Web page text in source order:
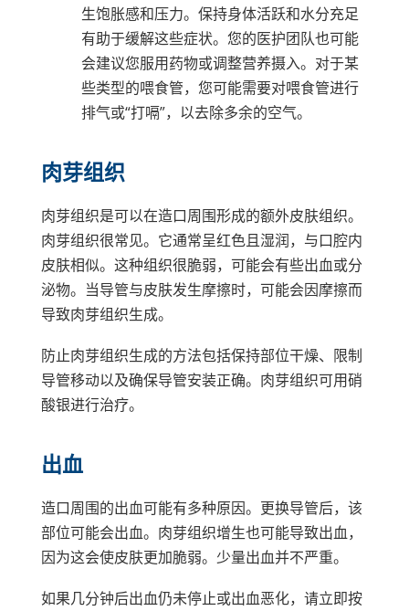
生饱胀感和压力。保持身体活跃和水分充足
有助于缓解这些症状。您的医护团队也可能
会建议您服用药物或调整营养摄入。对于某
些类型的喂食管，您可能需要对喂食管进行
排气或“打嗝”，以去除多余的空气。
肉芽组织
肉芽组织是可以在造口周围形成的额外皮肤组织。
肉芽组织很常见。它通常呈红色且湿润，与口腔内
皮肤相似。这种组织很脆弱，可能会有些出血或分
泌物。当导管与皮肤发生摩擦时，可能会因摩擦而
导致肉芽组织生成。
防止肉芽组织生成的方法包括保持部位干燥、限制
导管移动以及确保导管安装正确。肉芽组织可用硝
酸银进行治疗。
出血
造口周围的出血可能有多种原因。更换导管后，该
部位可能会出血。肉芽组织增生也可能导致出血，
因为这会使皮肤更加脆弱。少量出血并不严重。
如果几分钟后出血仍未停止或出血恶化，请立即按